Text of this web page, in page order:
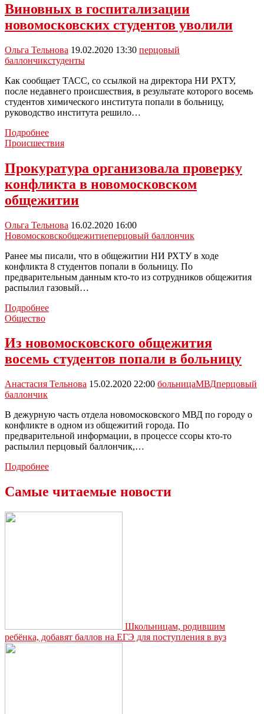
один
из
разбрызгал
перцовый
баллончик
Виновных в госпитализации
новомосковских студентов уволили
Ольга Тельнова 19.02.2020 13:30 перцовый
баллончикстуденты
Как сообщает ТАСС, со ссылкой на директора НИ РХТУ,
после недавнего происшествия, в результате которого восемь
студентов химического института попали в больницу,
руководство института решило…
ПодробнееВиновных
в
студентов
уволили
Происшествия
Прокуратура организовала проверку
конфликта в новомосковском
общежитии
Ольга Тельнова 16.02.2020 16:00
Новомосковскобщежитиеперцовый баллончик
Ранее мы писали, что в общежитии НИ РХТУ в ходе
конфликта 8 студентов попали в больницу. По
предварительным данным кто-то из сотрудников общежития
распылил газовый…
ПодробнееПрокуратура
конфликта
в
новомосковском
Общество
Из новомосковского общежития
восемь студентов попали в больницу
Анастасия Тельнова 15.02.2020 22:00 больницаМВДперцовый
баллончик
В дежурную часть отдела новомосковского МВД по городу о
конфликте в одном из общежитий города. По
предварительной информации, в процессе ссоры кто-то
распылил перцовый баллончик,…
ПодробнееИз
восемь
Самые читаемые новости
Школьницам, родившим
ребёнка, добавят баллов на ЕГЭ для поступления в вуз